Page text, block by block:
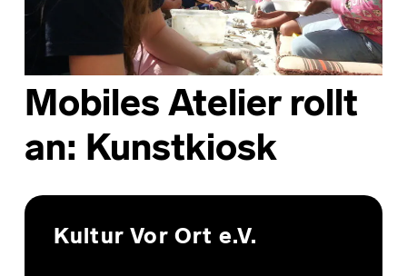
Mobiles Atelier rollt
an: Kunstkiosk
Skip back to main navigation
Kultur Vor Ort e.V.